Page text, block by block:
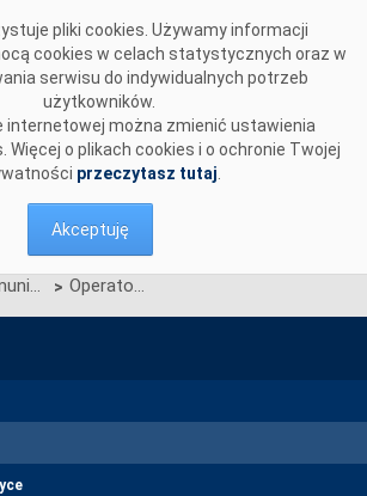
pliki cookies. Używamy informacji
cookies w celach statystycznych oraz w
serwisu do indywidualnych potrzeb
użytkowników.
internetowej można zmienić ustawienia
Więcej o plikach cookies i o ochronie Twojej
przeczytasz tutaj
Akceptuję
Komunikaty OSP > Operatorzy Regionu Europy Środkowo-Wschodniej dążą do implementacji alokacji zdolności przesyłowych metodą "flow-based"